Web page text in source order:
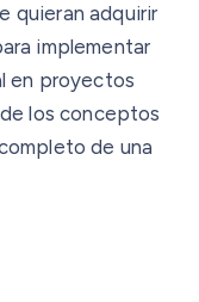
quieran adquirir
implementar
en proyectos
los conceptos
de una